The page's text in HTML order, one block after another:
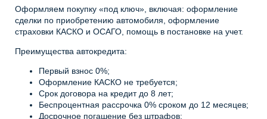
Оформляем покупку «под ключ», включая: оформление
сделки по приобретению автомобиля, оформление
страховки КАСКО и ОСАГО, помощь в постановке на учет.
Преимущества автокредита:
Первый взнос 0%;
Оформление КАСКО не требуется;
Срок договора на кредит до 8 лет;
Беспроцентная рассрочка 0% сроком до 12 месяцев;
Досрочное погашение без штрафов;